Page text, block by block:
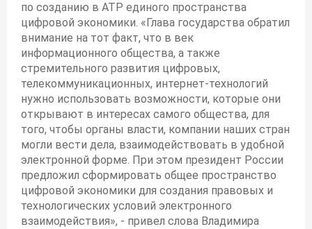
по созданию в АТР единого пространства
цифровой экономики. «Глава государства обратил
внимание на тот факт, что в век
информационного общества, а также
стремительного развития цифровых,
телекоммуникационных, интернет-технологий
нужно использовать возможности, которые они
открывают в интересах самого общества, для
того, чтобы органы власти, компании наших стран
могли вести дела, взаимодействовать в удобной
электронной форме. При этом президент России
предложил сформировать общее пространство
цифровой экономики для создания правовых и
технологических условий электронного
взаимодействия», - привел слова Владимира